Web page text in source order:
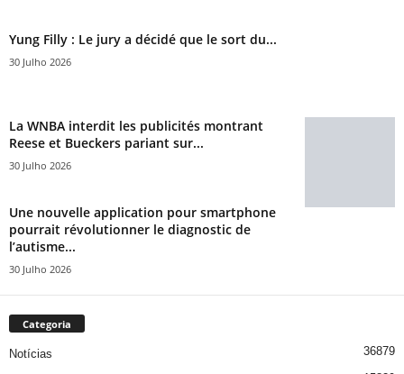
Yung Filly : Le jury a décidé que le sort du...
30 Julho 2026
La WNBA interdit les publicités montrant
Reese et Bueckers pariant sur...
30 Julho 2026
Une nouvelle application pour smartphone
pourrait révolutionner le diagnostic de
l’autisme...
30 Julho 2026
Categoria
Notícias 36879